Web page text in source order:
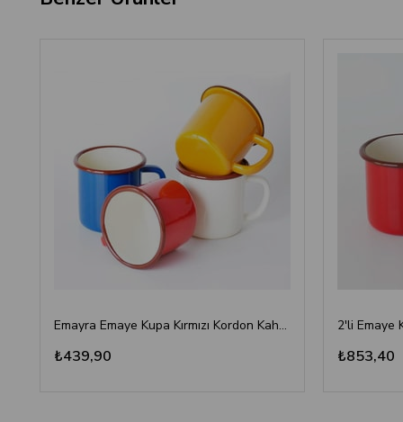
Emayra Emaye Kupa Kırmızı Kordon Kahve 380 ml | Çamlıca Home
₺439,90
2'li Emaye
₺853,40